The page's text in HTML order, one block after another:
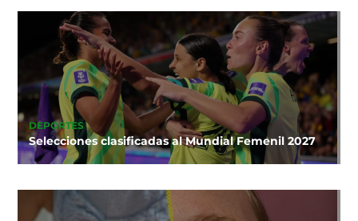
DEPORTES
Selecciones clasificadas al Mundial Femenil 2027